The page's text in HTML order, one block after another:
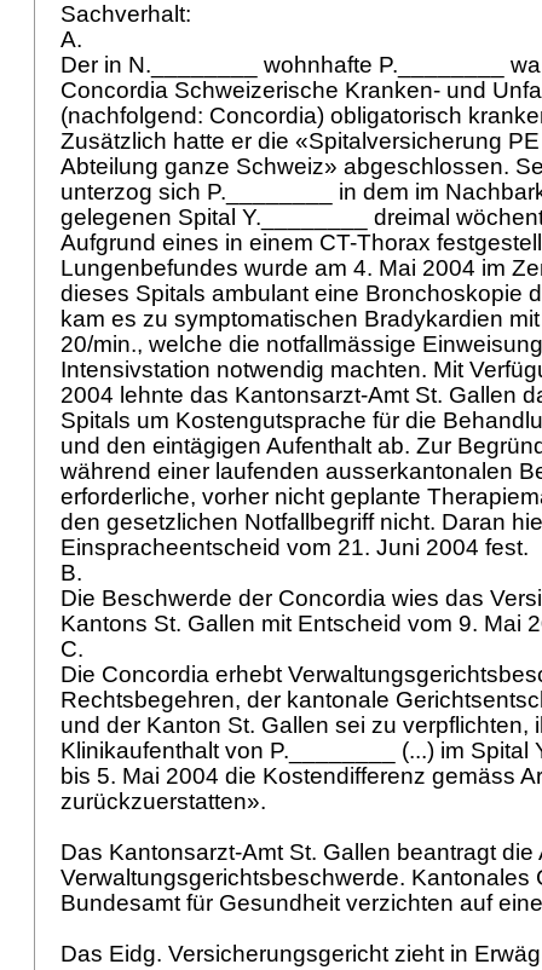
Sachverhalt:
A.
Der in N.________ wohnhafte P.________
Concordia Schweizerische Kranken- und
(nachfolgend: Concordia) obligatorisch
Zusätzlich hatte er die «Spitalversicherung
Abteilung ganze Schweiz» abgeschlossen.
unterzog sich P.________ in dem im
gelegenen Spital Y.________ dreimal
Aufgrund eines in einem CT-Thorax
Lungenbefundes wurde am 4. Mai 2004 im
dieses Spitals ambulant eine Bronchoskopie
kam es zu symptomatischen Bradykardien
20/min., welche die notfallmässige
Intensivstation notwendig machten. Mit
2004 lehnte das Kantonsarzt-Amt St. Gallen
Spitals um Kostengutsprache für die
und den eintägigen Aufenthalt ab. Zur
während einer laufenden ausserkantonalen
erforderliche, vorher nicht geplante
den gesetzlichen Notfallbegriff nicht. Daran
Einspracheentscheid vom 21. Juni 2004 fest.
B.
Die Beschwerde der Concordia wies das
Kantons St. Gallen mit Entscheid vom 9. Mai
C.
Die Concordia erhebt
Rechtsbegehren, der kantonale
und der Kanton St. Gallen sei zu verpflichten,
Klinikaufenthalt von P.________ (...) im Spital
bis 5. Mai 2004 die Kostendifferenz gemäss
zurückzuerstatten».
Das Kantonsarzt-Amt St. Gallen beantragt die
Verwaltungsgerichtsbeschwerde. Kantonales
Bundesamt für Gesundheit verzichten auf
Das Eidg. Versicherungsgericht zieht in